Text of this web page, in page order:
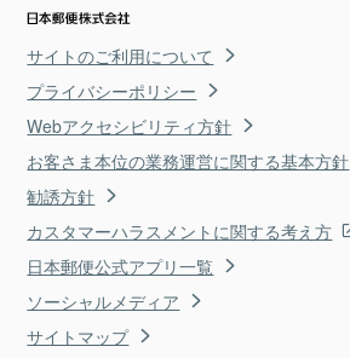
サイトのご利用について
プライバシーポリシー
Webアクセシビリティ方針
お客さま本位の業務運営に関する基本方針
勧誘方針
カスタマーハラスメントに関する考え方
日本郵便公式アプリ一覧
ソーシャルメディア
サイトマップ